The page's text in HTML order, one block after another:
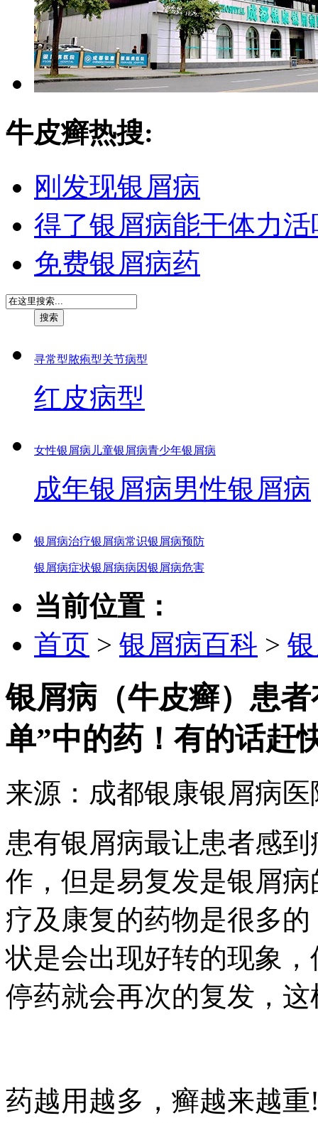
牛皮癣热搜:
刚发现银屑病
得了银屑病能干体力活
免费银屑病药
寻常型脓疱型关节病型
红皮病型
女性银屑病 儿童银屑病青少年银屑病
成年银屑病男性银屑病
银屑病治疗银屑病常识银屑病预防
银屑病症状银屑病病因银屑病危害
当前位置：
首页 > 银屑病百科 >
银屑病（牛皮癣）患
单”中的药！有的话赶
来源：成都银康银屑病医
患有银屑病最让患者感
作，但是易复发是银屑
疗及康复的药物是很多
状是会出现好转的现象
停药就会再次的复发，
药越用越多，癣越来越